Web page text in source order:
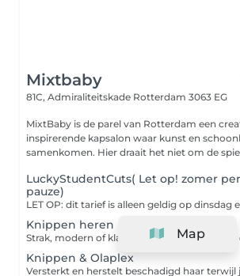
Mixtbaby
81C, Admiraliteitskade Rotterdam 3063 EG
MixtBaby is de parel van Rotterdam een creatieve en
inspirerende kapsalon waar kunst en
samenkomen. Hier draait het niet om de
LuckyStudentCuts( Let op! zomer
pauze)
Knippen heren
Knippen & Olaplex
Map